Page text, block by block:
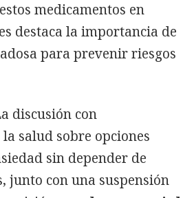
medicamentos en
destaca la importancia de
para prevenir riesgos
discusión con
salud sobre opciones
sin depender de
junto con una suspensión